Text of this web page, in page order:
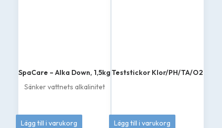
SpaCare – Alka Down, 1,5kg
Sänker vattnets alkalinitet
165kr
Lägg till i varukorg
Teststickor Klor/PH/TA/O2
179kr
Lägg till i varukorg